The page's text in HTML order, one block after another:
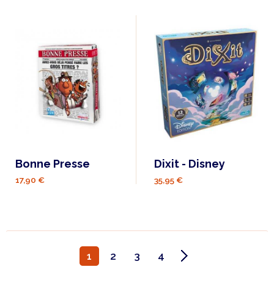
Bonne Presse
17,90 €
Dixit - Disney
35,95 €
1 2 3 4